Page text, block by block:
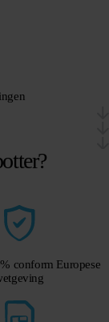
conform Europese